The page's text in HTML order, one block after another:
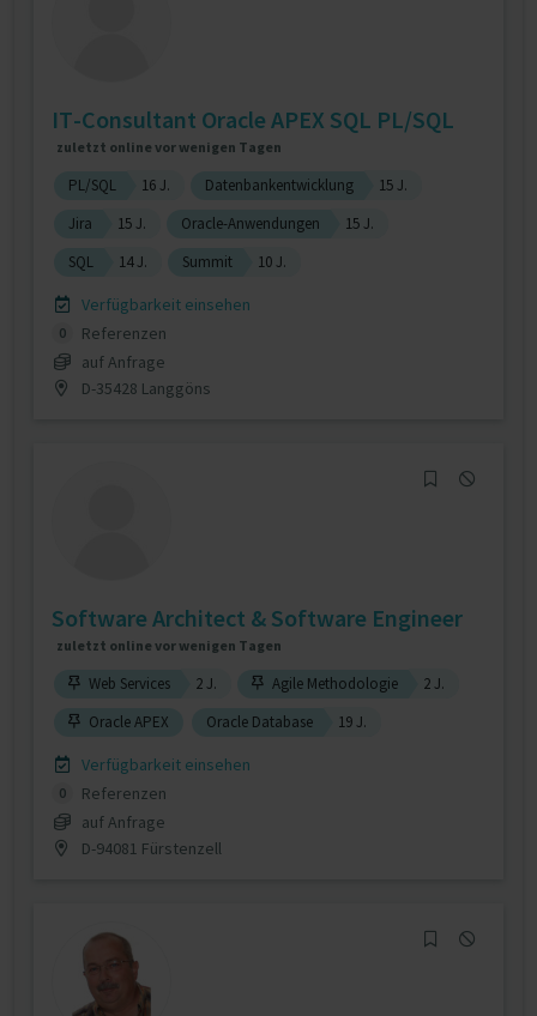
IT-Consultant Oracle APEX SQL PL/SQL
zuletzt online vor wenigen Tagen
PL/SQL 16 J. Datenbankentwicklung
15 J.
Jira
15 J. Oracle-Anwendungen
15 J.
SQL
14 J. Summit 10 J.
Verfügbarkeit einsehen
0
Referenzen
auf Anfrage
D-35428 Langgöns
Software Architect & Software Engineer
zuletzt online vor wenigen Tagen
Web Services 2 J. Agile Methodologie
2 J.
Oracle APEX
Oracle Database 19 J.
Verfügbarkeit einsehen
0
Referenzen
auf Anfrage
D-94081 Fürstenzell